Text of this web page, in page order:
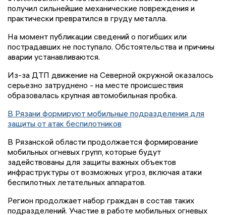
получил сильнейшие механические повреждения и
практически превратился в груду металла.
На момент публикации сведений о погибших или
пострадавших не поступало. Обстоятельства и причины
аварии устанавливаются.
Из-за ДТП движение на Северной окружной оказалось
серьезно затруднено - на месте происшествия
образовалась крупная автомобильная пробка.
В Рязани формируют мобильные подразделения для
защиты от атак беспилотников
В Рязанской области продолжается формирование
мобильных огневых групп, которые будут
задействованы для защиты важных объектов
инфраструктуры от возможных угроз, включая атаки
беспилотных летательных аппаратов.
Регион продолжает набор граждан в состав таких
подразделений. Участие в работе мобильных огневых